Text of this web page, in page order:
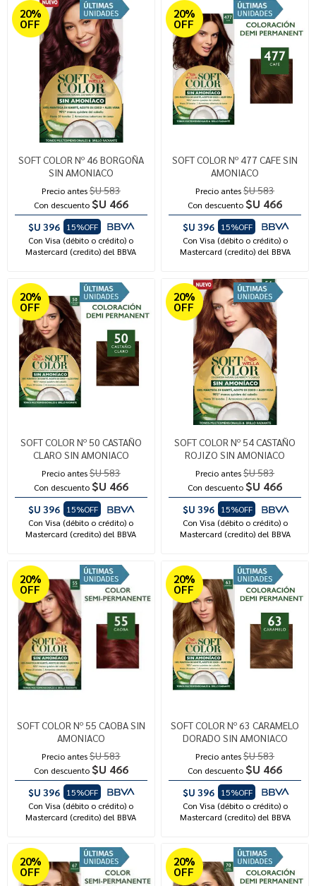
20%
OFF
SOFT COLOR Nº 46 BORGOÑA
SIN AMONIACO
Precio antes$U 583
Con descuento $U 466
$U 396
15%OFF
Con Visa (débito o crédito) o
Mastercard (credito) del BBVA
20%
OFF
SOFT COLOR Nº 477 CAFE SIN
AMONIACO
Precio antes$U 583
Con descuento $U 466
$U 396
15%OFF
Con Visa (débito o crédito) o
Mastercard (credito) del BBVA
20%
OFF
SOFT COLOR Nº 50 CASTAÑO
CLARO SIN AMONIACO
Precio antes$U 583
Con descuento $U 466
$U 396
15%OFF
Con Visa (débito o crédito) o
Mastercard (credito) del BBVA
20%
OFF
SOFT COLOR Nº 54 CASTAÑO
ROJIZO SIN AMONIACO
Precio antes$U 583
Con descuento $U 466
$U 396
15%OFF
Con Visa (débito o crédito) o
Mastercard (credito) del BBVA
20%
OFF
SOFT COLOR Nº 55 CAOBA SIN
AMONIACO
Precio antes$U 583
Con descuento $U 466
$U 396
15%OFF
Con Visa (débito o crédito) o
Mastercard (credito) del BBVA
20%
OFF
SOFT COLOR Nº 63 CARAMELO
DORADO SIN AMONIACO
Precio antes$U 583
Con descuento $U 466
$U 396
15%OFF
Con Visa (débito o crédito) o
Mastercard (credito) del BBVA
20%
OFF
20%
OFF